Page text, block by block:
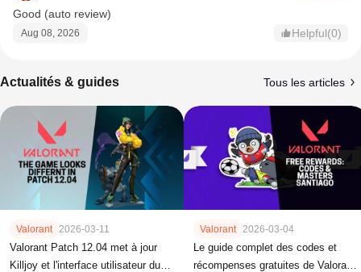
Good (auto review)
Aug 08, 2026 Helpful(0)
Actualités & guides Tous les articles
Valorant 2026-03-11
Valorant Patch 12.04 met à jour
Killjoy et l'interface utilisateur du
Valorant 2026-03-04
Le guide complet des codes et
récompenses gratuites de Valorant